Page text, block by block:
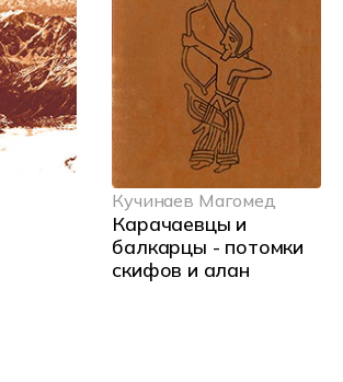
Кучинаев Магомед
Карачаевцы и
балкарцы - потомки
скифов и алан